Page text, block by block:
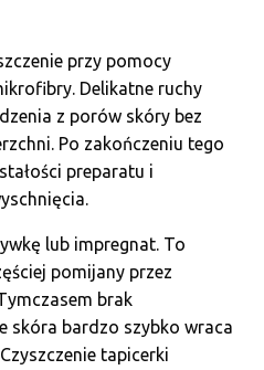
przy pomocy
Delikatne ruchy
z porów skóry bez
Po zakończeniu tego
preparatu i
lub impregnat. To
pomijany przez
brak
skóra bardzo szybko wraca
tapicerki